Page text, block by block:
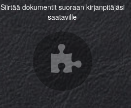
Siirtää dokumentit suoraan kirjanpitäjäsi
saataville